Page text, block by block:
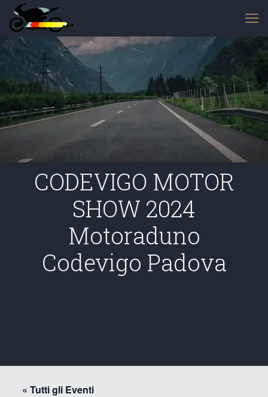
CODEVIGO MOTOR
SHOW 2024
Motoraduno
Codevigo Padova
« Tutti gli Eventi